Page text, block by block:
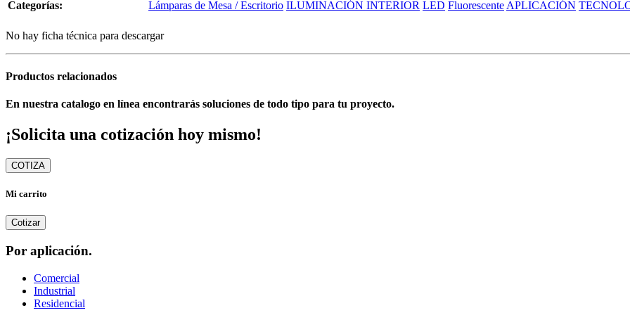
Categorías: Lámparas de Mesa / Escritorio ILUMINACIÓN INTERIOR LED FluorescenteAPLICACIÓN
No hay ficha técnica para descargar
Productos relacionados
En nuestra catalogo en línea encontrarás soluciones de todo tipo para tu proyecto.
¡Solicita una cotización hoy mismo!
COTIZA
Mi carrito
Cotizar
Por aplicación.
Comercial
Industrial
Residencial